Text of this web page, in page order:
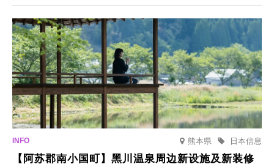
「冬季樱花灯光秀」。
熊本県 日本信息
【阿苏郡南小国町】黑川温泉周边新设施及新装修